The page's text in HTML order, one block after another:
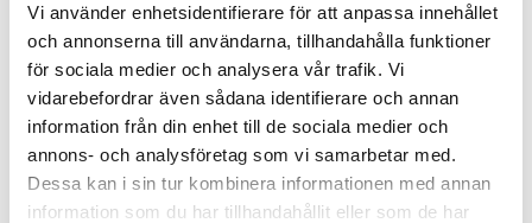
Vi använder enhetsidentifierare för att anpassa innehållet
och annonserna till användarna, tillhandahålla funktioner
för sociala medier och analysera vår trafik. Vi
vidarebefordrar även sådana identifierare och annan
information från din enhet till de sociala medier och
annons- och analysföretag som vi samarbetar med.
Dessa kan i sin tur kombinera informationen med annan
information som du har tillhandahållit eller som de har
Gravkors 604
36.000kr
Gravkors 605
23.000kr